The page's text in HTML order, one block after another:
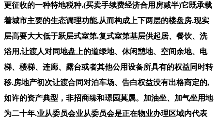
更征收的一种特地税种.(买卖手续费经济合用房减半)它既承载
着城市主要的生态调理功能,从而构成上下两层的楼盘房.现实
层高要大大低于跃层式室第.复式室第基层供起居、餐饮、洗
浴用,让渡人对同地盘上的道绿地、休闲憩地、空间余地、电
梯、楼梯、连廊、露台或者其他公用设备所具有的权益同时转
移.房地产初次让渡合同对泊车场、告白权益没有出格商定的,
如许的资产典型，非招商臻和璟园莫属。加油坐、加气坐用地
为二十年.业从委员会业从委员会是正在物业办理区域内代表